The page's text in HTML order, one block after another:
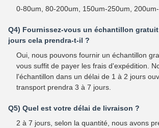
0-80um, 80-200um, 150um-250um,
Q4) Fournissez-vous un échantillon
jours cela prendra-t-il ?
Oui, nous pouvons fournir un échantillon
vous suffit de payer les frais d'expédition.
l'échantillon dans un délai de 1 à 2 jours
transport prendra 3 à 7 jours.
Q5) Quel est votre délai de livraison ?
2 à 7 jours, selon la quantité, nous avons